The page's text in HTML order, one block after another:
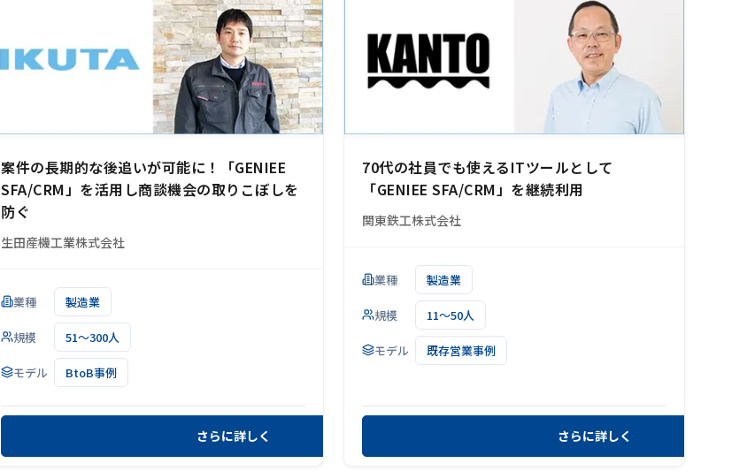
案件の長期的な後追いが可能に！「GENIEE
SFA/CRM」を活用し商談機会の取りこぼしを
防ぐ
生田産機工業株式会社
業種 製造業
規模 51～300人
モデル BtoB事例
さらに詳しく
70代の社員でも使えるITツールとして
「GENIEE SFA/CRM」を継続利用
関東鉄工株式会社
業種 製造業
規模 11～50人
モデル 既存営業事例
さらに詳しく